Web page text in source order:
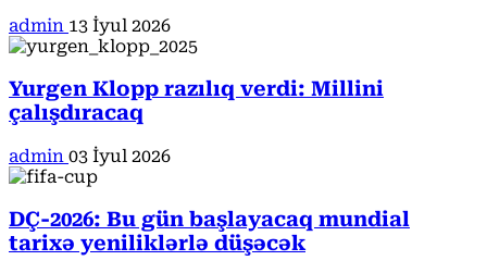
admin 13 İyul 2026
Yurgen Klopp razılıq verdi: Millini
çalışdıracaq
admin 03 İyul 2026
DÇ-2026: Bu gün başlayacaq mundial
tarixə yeniliklərlə düşəcək